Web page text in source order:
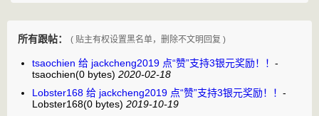
所有跟帖： ( 贴主有权设置黑名单，删除不文明回复 )
tsaochien 给 jackcheng2019 点“赞”支持3银元奖励！！ -
tsaochien(0 bytes) 2020-02-18
Lobster168 给 jackcheng2019 点“赞”支持3银元奖励！！ -
Lobster168(0 bytes) 2019-10-19